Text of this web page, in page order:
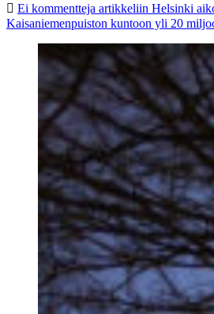
Ei kommentteja artikkeliin Helsinki
Kaisaniemenpuiston kuntoon yli 20